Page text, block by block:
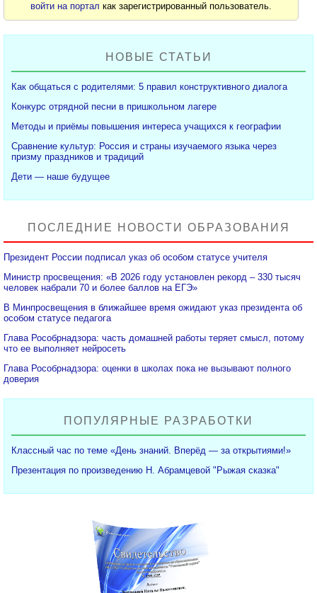
войти на портал как зарегистрированный пользователь.
НОВЫЕ СТАТЬИ
Как общаться с родителями: 5 правил конструктивного диалога
Конкурс отрядной песни в пришкольном лагере
Методы и приёмы повышения интереса учащихся к географии
Сравнение культур: Россия и страны изучаемого языка через
призму праздников и традиций
Дети — наше будущее
ПОСЛЕДНИЕ НОВОСТИ ОБРАЗОВАНИЯ
Президент России подписал указ об особом статусе учителя
Министр просвещения: «В 2026 году установлен рекорд – 330 тысяч
человек набрали 70 и более баллов на ЕГЭ»
В Минпросвещения в ближайшее время ожидают указ президента об
особом статусе педагога
Глава Рособрнадзора: часть домашней работы теряет смысл, потому
что ее выполняет нейросеть
Глава Рособрнадзора: оценки в школах пока не вызывают полного
доверия
ПОПУЛЯРНЫЕ РАЗРАБОТКИ
Классный час по теме «День знаний. Вперёд — за открытиями!»
Презентация по произведению Н. Абрамцевой "Рыжая сказка"